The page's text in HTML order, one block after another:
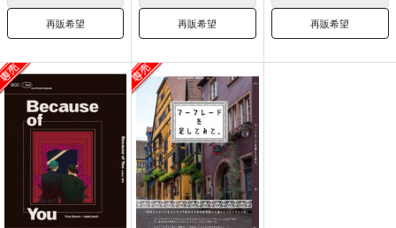
再販希望 再販希望 再販希望